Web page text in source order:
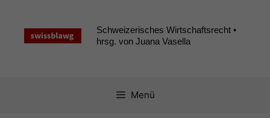
springen
Schweizerisches Wirtschaftsrecht •
hrsg. von Juana Vasella
Menü